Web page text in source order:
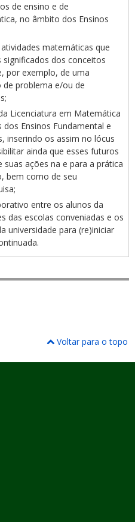
de ensino e de
no âmbito dos Ensinos
matemáticas que
dos conceitos
por exemplo, de uma
problema e/ou de
Licenciatura em Matemática
Ensinos Fundamental e
inserindo os assim no lócus
ainda que esses futuros
ações na e para a prática
bem como de seu
entre os alunos da
das escolas conveniadas e os
universidade para (re)iniciar
Voltar para o topo